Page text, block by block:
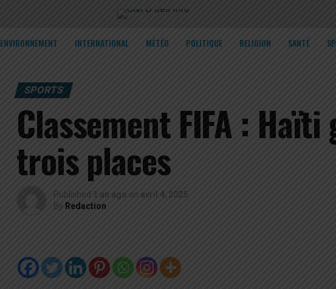
ENVIRONNEMENT INTERNATIONAL MÉTÉO POLITIQUE RELIGION SANTÉ
SPORTS
Classement FIFA :
trois places
Published 1 an ago on avril 4, 2025
By Redaction